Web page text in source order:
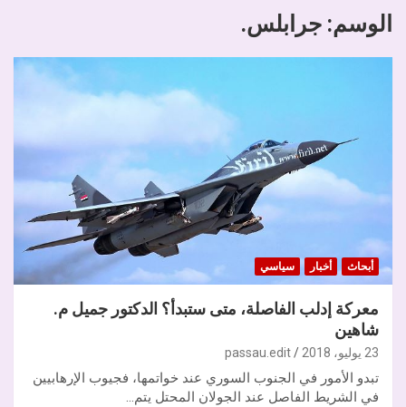
الوسم: جرابلس.
أبحاث أخبار سياسي
معركة إدلب الفاصلة، متى ستبدأ؟ الدكتور جميل م.
شاهين
23 يوليو، 2018 passau.edit
تبدو الأمور في الجنوب السوري عند خواتمها، فجيوب الإرهابيين
في الشريط الفاصل عند الجولان المحتل يتم…